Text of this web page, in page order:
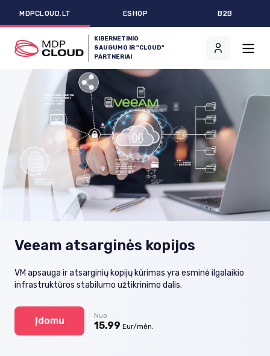
MDPCLOUD.LT ESHOP B2B
KIBERNETINIO
SAUGUMO IR "CLOUD"
PARTNERIAI
Veeam atsarginės kopijos
VM apsauga ir atsarginių kopijų kūrimas yra esminė ilgalaikio
infrastruktūros stabilumo užtikrinimo dalis.
Įdomu Nuo
15.99 Eur/mėn.